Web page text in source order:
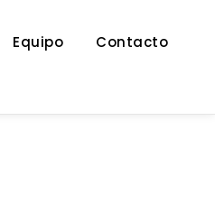
Equipo Contacto